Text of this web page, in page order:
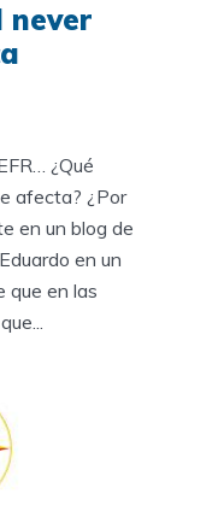
never
¿Qué
afecta? ¿Por
en un blog de
en un
que en las